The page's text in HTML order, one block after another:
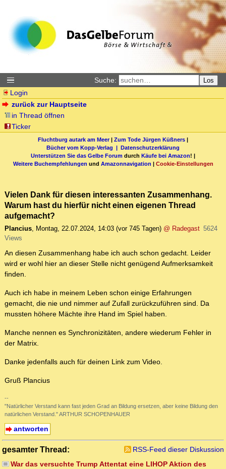
Suche: Los
Login
zurück zur Hauptseite
in Thread öffnen
Ticker
Fluchtburg autark am Meer| Zum Tode Jürgen Küßners |
Bücher vom Kopp-Verlag | Datenschutzerklärung
Unterstützen Sie das Gelbe Forum durch Käufe bei Amazon! |
Weitere Buchempfehlungen und Amazonnavigation | Cookie-Einstellungen
Vielen Dank für diesen interessanten Zusammenhang.
Warum hast du hierfür nicht einen eigenen Thread
aufgemacht?
Plancius, Montag, 22.07.2024, 14:03 (vor 745 Tagen) @ Radegast 5624
Views
An diesen Zusammenhang habe ich auch schon gedacht. Leider
wird er wohl hier an dieser Stelle nicht genügend Aufmerksamkeit
finden.
Auch ich habe in meinem Leben schon einige Erfahrungen
gemacht, die nie und nimmer auf Zufall zurückzuführen sind. Da
mussten höhere Mächte ihre Hand im Spiel haben.
Manche nennen es Synchronizitäten, andere wiederum Fehler in
der Matrix.
Danke jedenfalls auch für deinen Link zum Video.
Gruß Plancius
--
"Natürlicher Verstand kann fast jeden Grad an Bildung ersetzen, aber keine Bildung den
natürlichen Verstand." ARTHUR SCHOPENHAUER
antworten
gesamter Thread:
RSS-Feed dieser Diskussion
War das versuchte Trump Attentat eine LIHOP Aktion des